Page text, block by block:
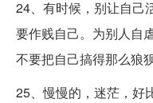
24、有时候，别让自己
要作贱自己。为别人自
不要把自己搞得那么狼狈
25、慢慢的，迷茫，好